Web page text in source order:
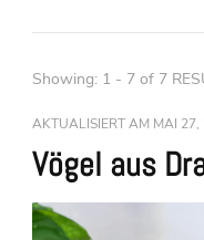
Showing: 1 - 7 of 7
AKTUALISIERT AM MAI 27,
Vögel aus